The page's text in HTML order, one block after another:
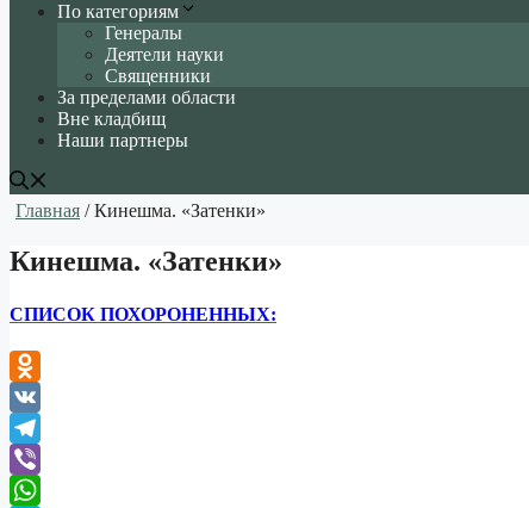
По категориям
Генералы
Деятели науки
Священники
За пределами области
Вне кладбищ
Наши партнеры
Главная / Кинешма. «Затенки»
Кинешма. «Затенки»
СПИСОК ПОХОРОНЕННЫХ:
Odnoklassniki
VK
Telegram
Viber